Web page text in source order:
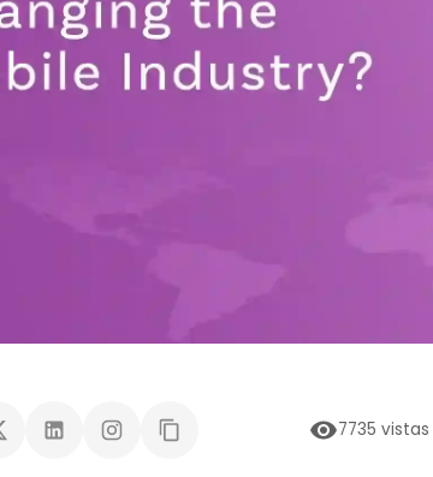
7735 vistas